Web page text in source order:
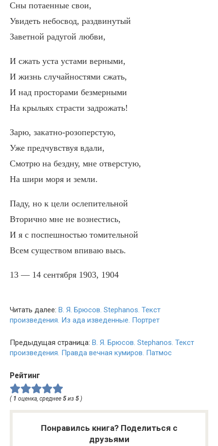
Сны потаенные свои,
Увидеть небосвод, раздвинутый
Заветной радугой любви,
И сжать уста устами верными,
И жизнь случайностями сжать,
И над просторами безмерными
На крыльях страсти задрожать!
Зарю, закатно-розоперстую,
Уже предчувствуя вдали,
Смотрю на бездну, мне отверстую,
На шири моря и земли.
Паду, но к цели ослепительной
Вторично мне не вознестись,
И я с поспешностью томительной
Всем существом впиваю высь.
13 — 14 сентября 1903, 1904
Читать далее: В. Я. Брюсов. Stephanos. Текст
произведения. Из ада изведенные. Портрет
Предыдущая страница: В. Я. Брюсов. Stephanos. Текст
произведения. Правда вечная кумиров. Патмос
Рейтинг
( 1 оценка, среднее 5 из 5 )
Понравилсь книга? Поделиться с
друзьями